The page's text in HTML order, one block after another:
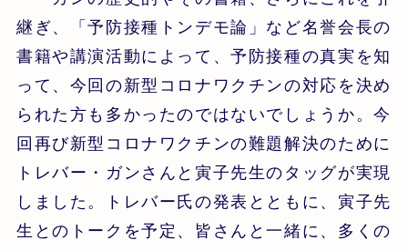
継ぎ、「予防接種トンデモ論」など名誉会長の
書籍や講演活動によって、予防接種の真実を知
って、今回の新型コロナワクチンの対応を決め
られた方も多かったのではないでしょうか。今
回再び新型コロナワクチンの難題解決のために
トレバー・ガンさんと寅子先生のタッグが実現
しました。トレバー氏の発表とともに、寅子先
生とのトークを予定、皆さんと一緒に、多くの